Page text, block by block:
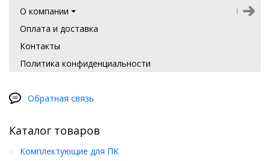
О компании
Оплата и доставка
Контакты
Политика конфиденциальности
Обратная связь
Каталог товаров
Комплектующие для ПК